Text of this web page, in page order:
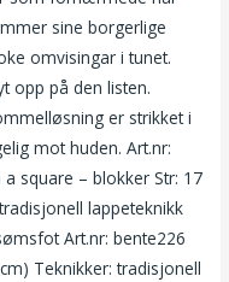
sine borgerlige
omvisingar i tunet.
opp på den listen.
er strikket i
mot huden. Art.nr:
square – blokker Str: 17
lappeteknikk
Art.nr: bente226
Teknikker: tradisjonell